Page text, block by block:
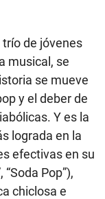
de jóvenes
musical, se
se mueve
y el deber de
Y es la
lograda en la
efectivas en su
Pop”),
chiclosa e